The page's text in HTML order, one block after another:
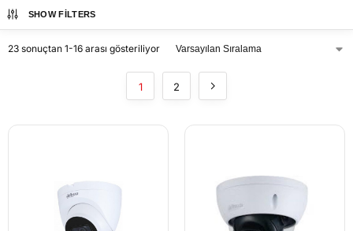
SHOW FILTERS
23 sonuçtan 1-16 arası gösteriliyor
1 2